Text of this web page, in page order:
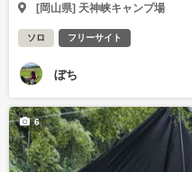
[岡山県] 天神峡キャンプ場
ソロ フリーサイト
ぼち
6